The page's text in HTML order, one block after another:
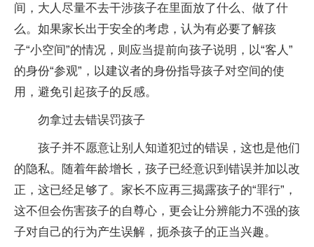
间，大人尽量不去干涉孩子在里面放了什么、做了什
么。如果家长出于安全的考虑，认为有必要了解孩
子“小空间”的情况，则应当提前向孩子说明，以“客人”
的身份“参观”，以建议者的身份指导孩子对空间的使
用，避免引起孩子的反感。
勿拿过去错误罚孩子
孩子并不愿意让别人知道犯过的错误，这也是他们
的隐私。随着年龄增长，孩子已经意识到错误并加以改
正，这已经足够了。家长不应再三揭露孩子的“罪行”，
这不但会伤害孩子的自尊心，更会让分辨能力不强的孩
子对自己的行为产生误解，扼杀孩子的正当兴趣。